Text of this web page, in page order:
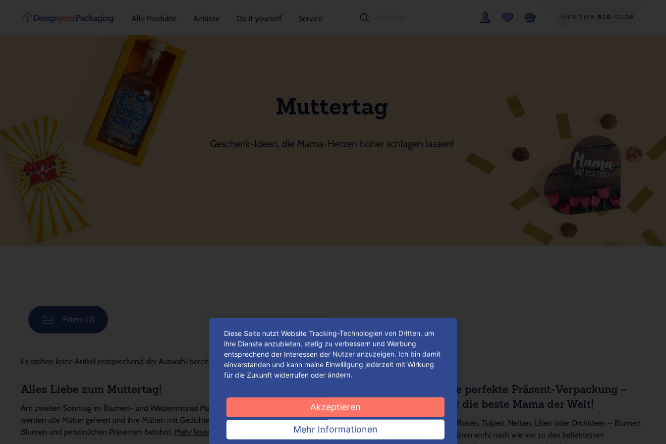
Alle Produkte Anlässe Do it yourself Service HIER ZUM B2B -SHOP
Muttertag
Geschenk-Ideen, die Mama-Herzen höher schlagen lassen!
Filtern (2)
Es stehen keine Artikel entsprechend der Auswahl bereit.
Alles Liebe zum Muttertag!
Am zweiten Sonntag im Blumen- und Weidenmonat Mai
werden alle Mütter gefeiert und ihre Mühen mit Gedichten,
Blumen und persönlichen Präsenten belohnt. Mehr lesen
Ehren aller Frauen mit
amerikanischem Ursprung
Obwohl bereits die alten Griechen ein Fest zu Ehren der
Die perfekte Präsent-Verpackung –
für die beste Mama der Welt!
Ob Rosen, Tulpen, Nelken, Lilien oder Orchideen – Blumen
gehören wohl nach wie vor zu den beliebtesten
Diese Seite nutzt Website Tracking-Technologien von Dritten, um
ihre Dienste anzubieten, stetig zu verbessern und Werbung
entsprechend der Interessen der Nutzer anzuzeigen. Ich bin damit
einverstanden und kann meine Einwilligung jederzeit mit Wirkung
für die Zukunft widerrufen oder ändern.
Akzeptieren
Mehr Informationen